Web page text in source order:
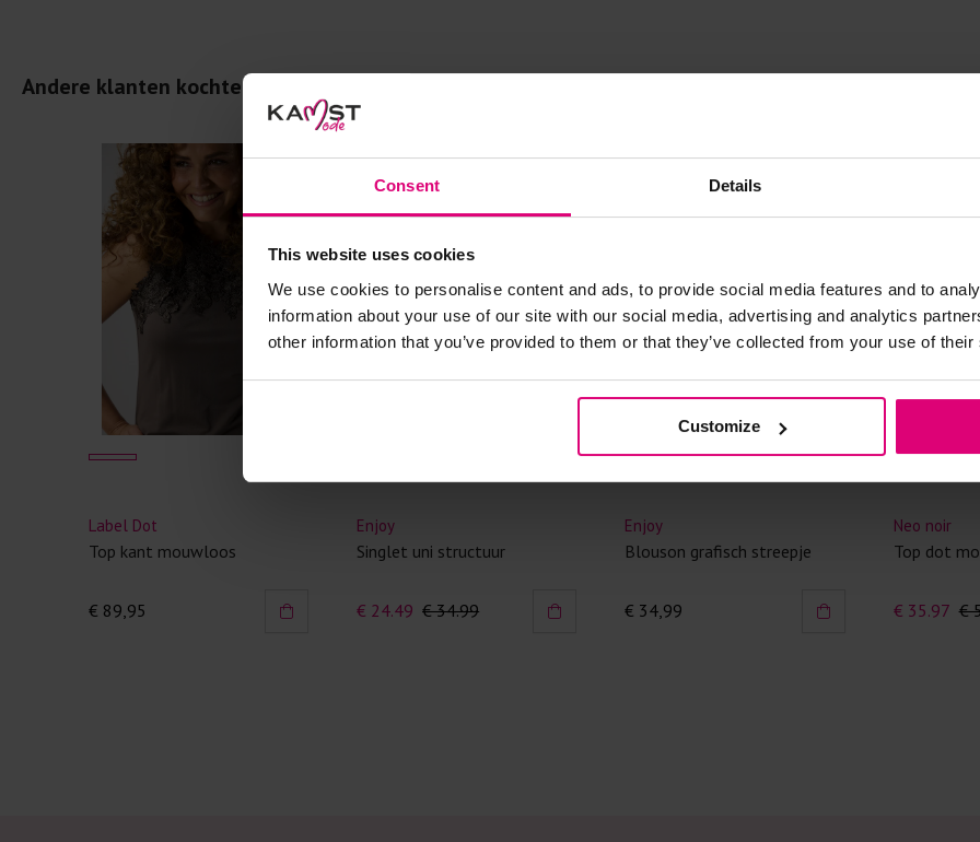
Consent Details
This website uses cookies
We use cookies to personalise content and ads, to provide social media features and to
information about your use of our site with our social media, advertising and analytics
other information that you’ve provided to them or that they’ve collected from your use of
Customize
Doe de
Selecteer
Gebreide
Was in de
Was zo
Droog het
Strijkijzer/
van het
Andere klanten kochten dit ook
Label Dot
Top kant mouwloos
€ 89,95
- 30%
Enjoy
Singlet uni structuur
€ 24.49 € 34.99
Enjoy
Blouson grafisch streepje
€ 34,99
- 40%
Neo noir
Top dot
€ 35.97 €